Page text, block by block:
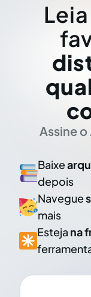
Assine o
Baixe
depois
Navegue
mais
Esteja na